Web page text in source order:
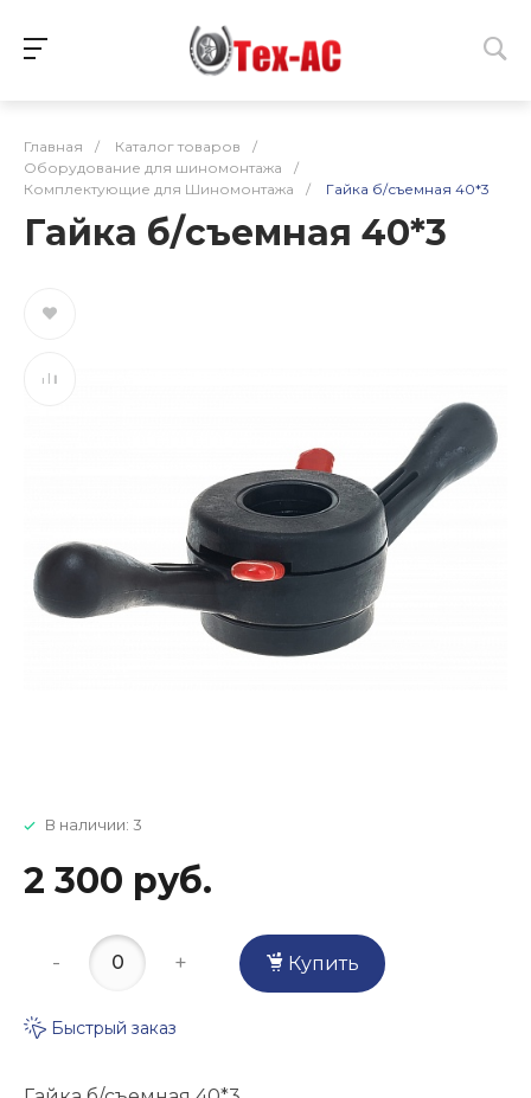
Главная / Каталог товаров
/
Оборудование для шиномонтажа
/
Комплектующие для Шиномонтажа
/ Гайка б/съемная 40*3
Гайка б/съемная 40*3
В наличии: 3
2 300 руб.
- + Купить
Быстрый заказ